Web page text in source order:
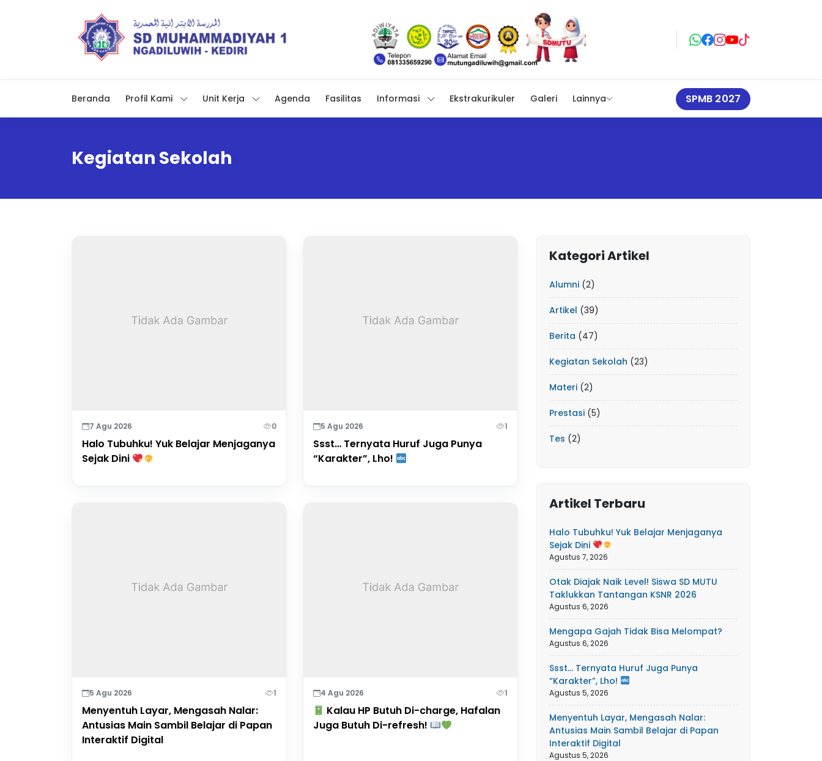
Beranda Profil Kami Unit Kerja Agenda Fasilitas Informasi Ekstrakurikuler Galeri Lainnya SPMB 2027
Kegiatan Sekolah
7 Agu 2026 0
Halo Tubuhku! Yuk Belajar Menjaganya
Sejak Dini
5 Agu 2026 1
Ssst… Ternyata Huruf Juga Punya
“Karakter”, Lho!
5 Agu 2026 1
Menyentuh Layar, Mengasah Nalar:
Antusias Main Sambil Belajar di Papan
Interaktif Digital
4 Agu 2026 1
Kalau HP Butuh Di-charge, Hafalan
Juga Butuh Di-refresh!
Kategori Artikel
Alumni (2)
Artikel (39)
Berita (47)
Kegiatan Sekolah (23)
Materi (2)
Prestasi (5)
Tes (2)
Artikel Terbaru
Halo Tubuhku! Yuk Belajar Menjaganya
Sejak Dini
Agustus 7, 2026
Otak Diajak Naik Level! Siswa SD MUTU
Taklukkan Tantangan KSNR 2026
Agustus 6, 2026
Mengapa Gajah Tidak Bisa Melompat?
Agustus 6, 2026
Ssst… Ternyata Huruf Juga Punya
“Karakter”, Lho!
Agustus 5, 2026
Menyentuh Layar, Mengasah Nalar:
Antusias Main Sambil Belajar di Papan
Interaktif Digital
Agustus 5, 2026